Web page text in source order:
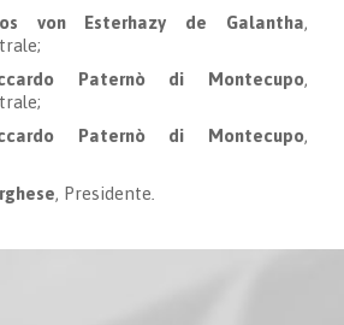
von Esterhazy de Galantha,
;
Paternò di Montecupo,
;
Paternò di Montecupo,
, Presidente